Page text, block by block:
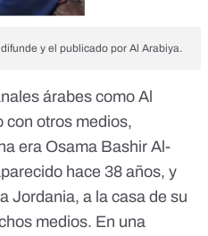
y el publicado por Al Arabiya.
árabes como Al
con otros medios,
era Osama Bashir Al-
hace 38 años, y
Jordania, a la casa de su
medios. En una